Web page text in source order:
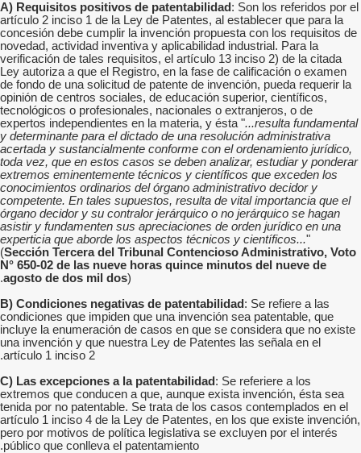
A) Requisitos positivos de patentabilidad : Son los referidos por el
artículo 2 inciso 1 de la Ley de Patentes, al establecer que para la
concesión debe cumplir la invención propuesta con los requisitos de
novedad, actividad inventiva y aplicabilidad industrial. Para la
verificación de tales requisitos, el artículo 13 inciso 2) de la citada
Ley autoriza a que el Registro, en la fase de calificación o examen
de fondo de una solicitud de patente de invención, pueda requerir la
opinión de centros sociales, de educación superior, científicos,
tecnológicos o profesionales, nacionales o extranjeros, o de
expertos independientes en la materia, y ésta "...resulta fundamental
y determinante para el dictado de una resolución administrativa
acertada y sustancialmente conforme con el ordenamiento jurídico,
toda vez, que en estos casos se deben analizar, estudiar y ponderar
extremos eminentemente técnicos y científicos que exceden los
conocimientos ordinarios del órgano administrativo decidor y
competente. En tales supuestos, resulta de vital importancia que el
órgano decidor y su contralor jerárquico o no jerárquico se hagan
asistir y fundamenten sus apreciaciones de orden jurídico en una
experticia que aborde los aspectos técnicos y científicos..."
(Sección Tercera del Tribunal Contencioso Administrativo, Voto
N° 650-02 de las nueve horas quince minutos del nueve de
agosto de dos mil dos).
B) Condiciones negativas de patentabilidad : Se refiere a las
condiciones que impiden que una invención sea patentable, que
incluye la enumeración de casos en que se considera que no existe
una invención y que nuestra Ley de Patentes las señala en el
artículo 1 inciso 2.
C) Las excepciones a la patentabilidad : Se referiere a los
extremos que conducen a que, aunque exista invención, ésta sea
tenida por no patentable. Se trata de los casos contemplados en el
artículo 1 inciso 4 de la Ley de Patentes, en los que existe invención,
pero por motivos de política legislativa se excluyen por el interés
público que conlleva el patentamiento.